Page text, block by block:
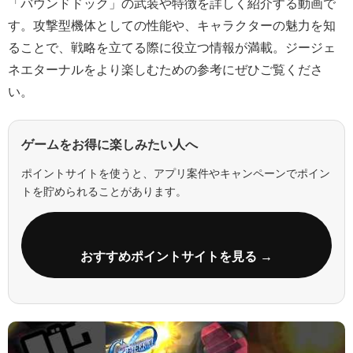
「バウンドドック」の武装や特徴を詳しく紹介する動画で
す。攻撃型機体としての性能や、キャラクターの魅力を知
ることで、戦略を立てる際に役立つ情報が満載。ジージェ
ネエターナルをより楽しむための参考にぜひご覧くださ
い。
ゲームをお得に楽しみたい人へ
ポイントサイトを使うと、アプリ案件やキャンペーンでポイン
トを貯められることがあります。
おすすめポイントサイトを見る →